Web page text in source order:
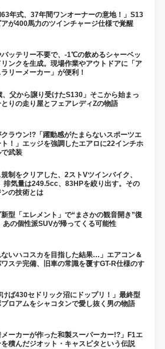
63年式、37年間ワンオーナーの意地！」S13
アが400馬力のツインチャージ仕様で覚醒
バッテリー不要で、-1℃の飲めるシャーベッ
リンクを生成。現場作業やアウトドアに「ア
リーメーカー」が便利！
、父から譲り受けたS130」そこから始まっ
りの走り屋とフェアレディZの物語
クラウン!?「躍動感がたまらないスポーツエ
ト！」エッジを強調したエアロに22インチホ
武装
制をクリアした、2ストVツインバイク、
排気量は249.5cc、83HPを絞り出す。その
の技術とは
型「エレメント」で“まさかの観音開き”復
あの個性派SUVが帰ってくる可能性
ないハコスカを目指した結果…」エアコン＆
ワステ完備、旧車の常識を覆すGT-R仕様のす
けば430セドリック沼にドップリ！」最終型
ブロアムをシャコタンで愛し抜く男の物語
メーカーが作った和製スーパーカー!?」F1エ
を積んだジオット・キャスピタという伝説